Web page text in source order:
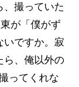
、撮っていた
が「僕がず
いですか。寂
ら、俺以外の
ってくれな